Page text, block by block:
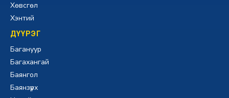
Хөвсгөл
Хэнтий
ДҮҮРЭГ
Багануур
Багахангай
Баянгол
Баянзүрх